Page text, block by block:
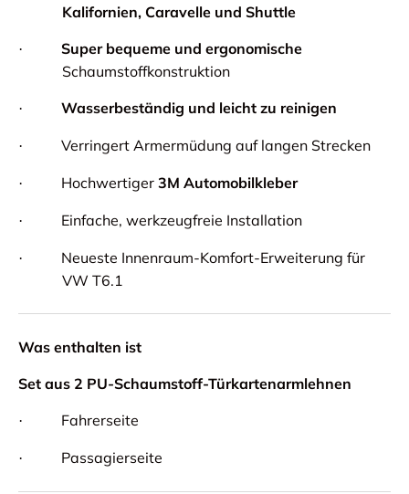
Kalifornien, Caravelle und Shuttle
·
Super bequeme und ergonomische
Schaumstoffkonstruktion
· Wasserbeständig und leicht zu reinigen
· Verringert Armermüdung auf langen Strecken
· Hochwertiger 3M Automobilkleber
· Einfache, werkzeugfreie Installation
·
Neueste Innenraum-Komfort-Erweiterung für
VW T6.1
Was enthalten ist
Set aus 2 PU-Schaumstoff-Türkartenarmlehnen
· Fahrerseite
· Passagierseite